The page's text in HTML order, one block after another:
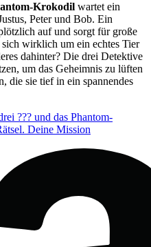
Krokodil wartet ein
Peter und Bob. Ein
auf und sorgt für große
wirklich um ein echtes Tier
dahinter? Die drei Detektive
um das Geheimnis zu lüften
die sie tief in ein spannendes
??? und das Phantom-
Deine Mission